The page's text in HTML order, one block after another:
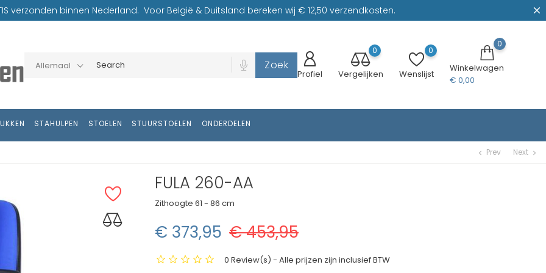
verzonden binnen Nederland. Voor België & Duitsland bereken wij € 12,50 verzendkosten.
Allemaal Zoek
Profiel
0
Vergelijken
0
Wenslijst
0
Winkelwagen
€ 0,00
STAHULPEN STOELEN STUURSTOELEN ONDERDELEN
chevron_left Prev Next chevron_right
FULA 260-AA
Zithoogte 61 - 86 cm
€ 373,95 € 453,95
0 Review(s) - Alle prijzen zijn inclusief BTW